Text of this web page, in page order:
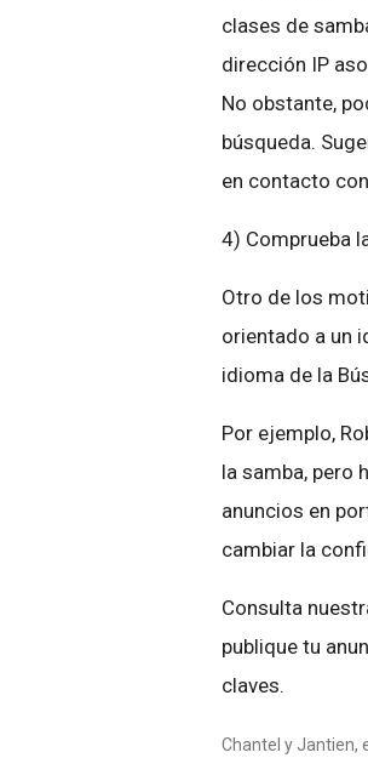
clases de
dirección IP
No obstante,
búsqueda.
en contacto
4) Comprueba
Otro de los
orientado a un
idioma de la
Por ejemplo,
la samba, pero
anuncios en
cambiar la
Consulta
publique tu
claves.
Chantel y Jantien,